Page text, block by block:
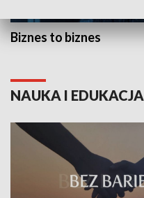
Biznes to biznes
NAUKA I EDUKACJA